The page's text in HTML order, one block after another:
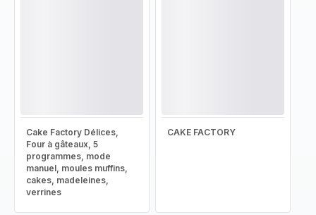
Cake Factory Délices,
Four à gâteaux, 5
programmes, mode
manuel, moules muffins,
cakes, madeleines,
verrines
CAKE FACTORY